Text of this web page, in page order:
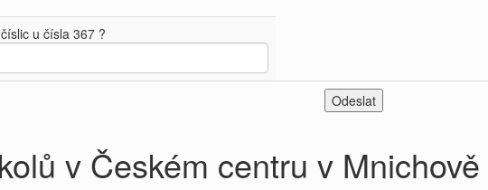
u čísla 367 ?
v Českém centru v